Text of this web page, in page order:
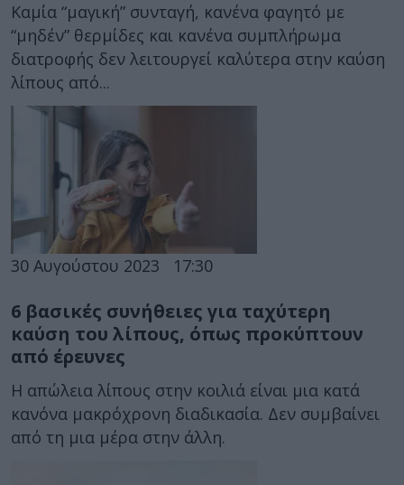
Καμία “μαγική” συνταγή, κανένα φαγητό με
“μηδέν” θερμίδες και κανένα συμπλήρωμα
διατροφής δεν λειτουργεί καλύτερα στην καύση
λίπους από...
30 Αυγούστου 2023 17:30
6 βασικές συνήθειες για ταχύτερη
καύση του λίπους, όπως προκύπτουν
από έρευνες
Η απώλεια λίπους στην κοιλιά είναι μια κατά
κανόνα μακρόχρονη διαδικασία. Δεν συμβαίνει
από τη μια μέρα στην άλλη.